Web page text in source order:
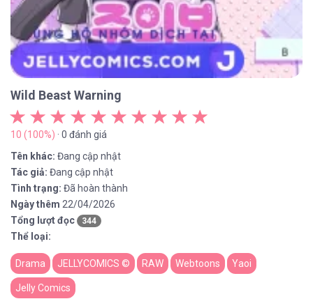
Wild Beast Warning
10 (100%) · 0 đánh giá
Tên khác: Đang cập nhật
Tác giả: Đang cập nhật
Tình trạng: Đã hoàn thành
Ngày thêm 22/04/2026
Tổng lượt đọc
344
Thể loại:
Drama JELLYCOMICS © RAW Webtoons Yaoi
Jelly Comics